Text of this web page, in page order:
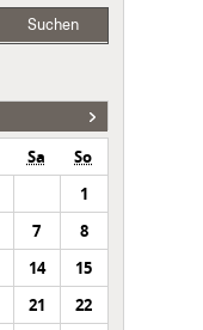
Suchen
Sa
So
1
7
8
14
15
21
22